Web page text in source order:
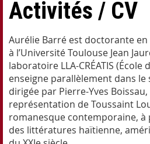
Activités / CV
Aurélie Barré est doctorante
à l’Université Toulouse Jean
laboratoire LLA-CRÉATIS (École
enseigne parallèlement dans le
dirigée par Pierre-Yves
représentation de Toussaint
romanesque contemporaine, à
des littératures haïtienne,